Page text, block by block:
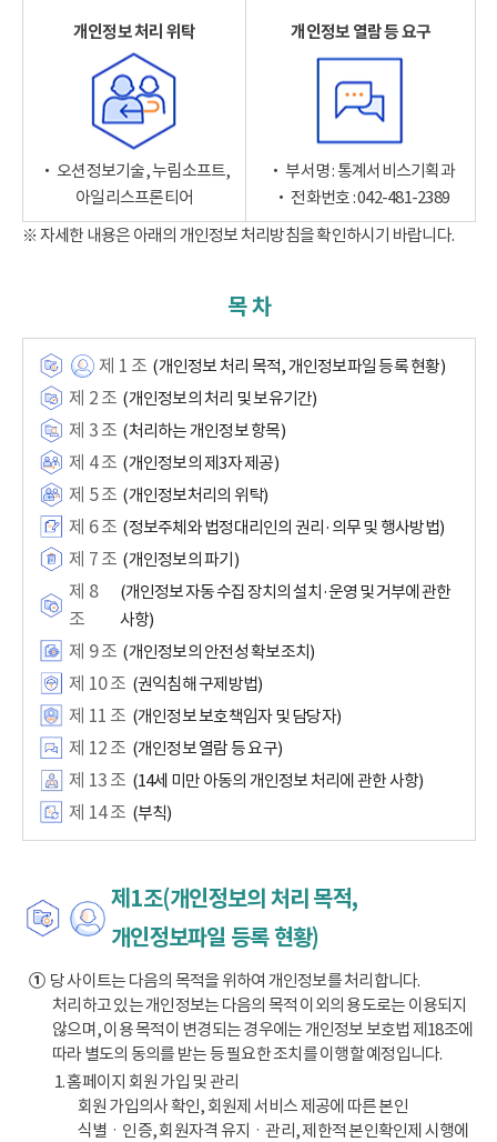
개인정보 처리 위탁
‧ 오션정보기술, 누림소프트,
아일리스프론티어
개인정보 열람 등 요구
‧ 부서명 : 통계서비스기획과
‧ 전화번호 : 042-481-2389
※ 자세한 내용은 아래의 개인정보 처리방침을 확인하시기 바랍니다.
목 차
제 1 조 (개인정보 처리 목적, 개인정보파일 등록 현황)
제 2 조 (개인정보의 처리 및 보유기간)
제 3 조 (처리하는 개인정보 항목)
제 4 조 (개인정보의 제3자 제공)
제 5 조 (개인정보처리의 위탁)
제 6 조 (정보주체와 법정대리인의 권리·의무 및 행사방법)
제 7 조 (개인정보의 파기)
제 8
조
(개인정보 자동 수집 장치의 설치·운영 및 거부에 관한
사항)
제 9 조 (개인정보의 안전성 확보조치)
제 10 조 (권익침해 구제방법)
제 11 조 (개인정보 보호책임자 및 담당자)
제 12 조 (개인정보 열람 등 요구)
제 13 조 (14세 미만 아동의 개인정보 처리에 관한 사항)
제 14 조 (부칙)
제1조(개인정보의 처리 목적,
개인정보파일 등록 현황)
①당 사이트는 다음의 목적을 위하여 개인정보를 처리합니다.
처리하고 있는 개인정보는 다음의 목적 이외의 용도로는 이용되지
않으며, 이용 목적이 변경되는 경우에는 개인정보 보호법 제18조에
따라 별도의 동의를 받는 등 필요한 조치를 이행할 예정입니다.
1. 홈페이지 회원 가입 및 관리
회원 가입의사 확인, 회원제 서비스 제공에 따른 본인
식별ㆍ인증, 회원자격 유지ㆍ관리, 제한적 본인확인제 시행에